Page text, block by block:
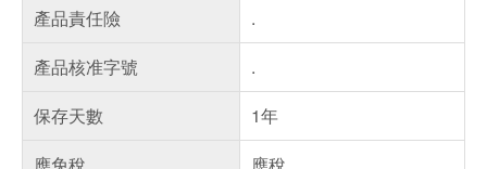
產品責任險
.
產品核准字號
.
保存天數
1年
應免稅
應稅